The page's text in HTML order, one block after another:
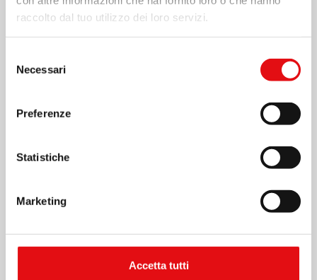
raccolto dal tuo utilizzo dei loro servizi.
delNecessari
Preferenze
Statistiche
Marketing
Accetta tutti